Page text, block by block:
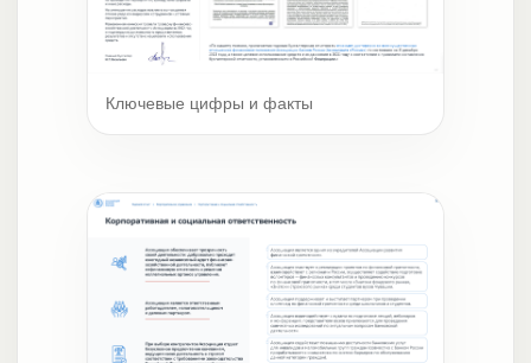
Ключевые цифры и факты